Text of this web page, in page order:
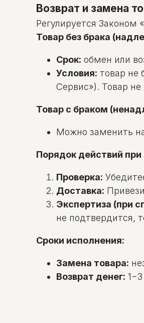
Возврат и замена
Регулируется Законом
Товар без брака
Срок: обмен или
Условия: товар не
Сервис»). Товар
Товар с браком
Можно заменить
Порядок действий при
Проверка:
Доставка:
Экспертиза (при
не подтвердится,
Сроки исполнения:
Замена товара:
Возврат денег: